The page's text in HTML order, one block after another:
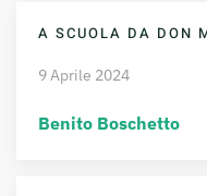
A SCUOLA DA DON
9 Aprile 2024
Benito Boschetto